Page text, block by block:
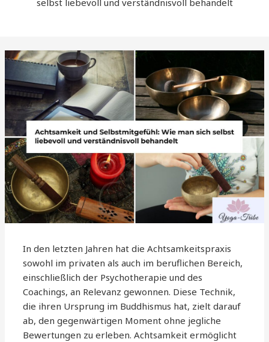
selbst liebevoll und verständnisvoll behandelt
In den letzten Jahren hat die Achtsamkeitspraxis
sowohl im privaten als auch im beruflichen Bereich,
einschließlich der Psychotherapie und des
Coachings, an Relevanz gewonnen. Diese Technik,
die ihren Ursprung im Buddhismus hat, zielt darauf
ab, den gegenwärtigen Moment ohne jegliche
Bewertungen zu erleben. Achtsamkeit ermöglicht